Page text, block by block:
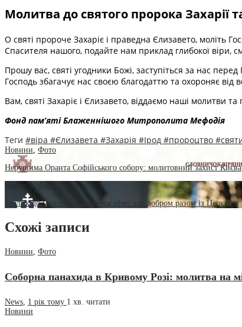
Молитва до святого пророка Захарії
О святі пророче Захаріє і праведна Єлизавето, моліть
Спасителя нашого, подайте нам приклад глибокої віри,
Прошу вас, святі угодники Божі, заступіться за нас
Господь збагачує нас своєю благодаттю та охороняє від
Вам, святі Захаріє і Єлизавето, віддаємо наші молитви
Фонд пам’яті Блаженнішого Митрополита Мефодія
Теги #віра #Єлизавета #Захарія #Ірод #пророцтво
Новини Фото
Нерушима Оранта Софійського собору: молитовний захист Києва
Новини Фото
Заклик до милосердя: перемагаймо зло добром разом із Церквою
Схожі записи
Новини, Фото
Соборна панахида в Кривому Розі: молитва на
News, 1 рік тому 1 хв. читати
Новини